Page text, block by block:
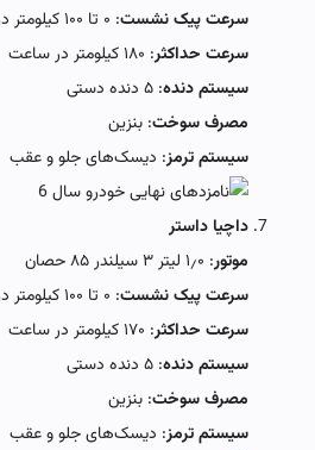
سرعت پیک نشست: ۰ تا ۱۰۰ کیلومتر در ۱۰٫۵ ثانیه
سرعت حداکثر: ۱۸۰ کیلومتر در ساعت
سیستم دنده: ۵ دنده دستی
مصرف سوخت: بنزین
سیستم ترمز: دیسک‌های جلو و عقب
داچیا داستر
موتور: ۱٫۰ لیتر ۳ سیلندر ۸۵ حصان
سرعت پیک نشست: ۰ تا ۱۰۰ کیلومتر در ۱۱٫۵ ثانیه
سرعت حداکثر: ۱۷۰ کیلومتر در ساعت
سیستم دنده: ۵ دنده دستی
مصرف سوخت: بنزین
سیستم ترمز: دیسک‌های جلو و عقب